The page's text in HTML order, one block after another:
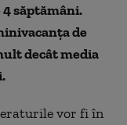
săptămâni.
de
decât media
vor fi în